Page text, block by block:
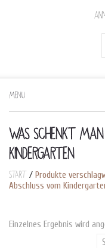
MENU
WAS SCHENKT
KINDERGARTEN
Start / Produkte
Abschluss vom
Einzelnes Ergebnis wird